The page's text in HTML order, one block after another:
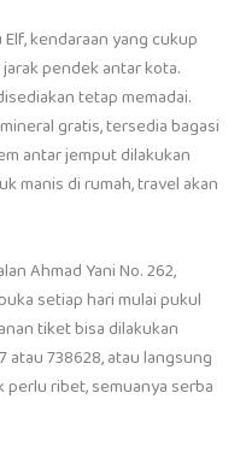
kendaraan yang cukup
pendek antar kota.
tetap memadai.
gratis, tersedia bagasi
antar jemput dilakukan
manis di rumah, travel akan
Ahmad Yani No. 262,
setiap hari mulai pukul
tiket bisa dilakukan
738628, atau langsung
perlu ribet, semuanya serba